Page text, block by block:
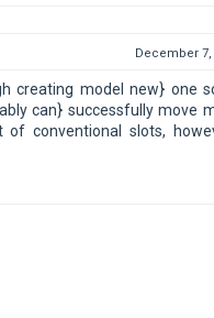
December 7,
creating model new} one
can} successfully move
conventional slots,